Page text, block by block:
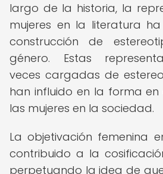
largo de la historia, la
mujeres en la literatura
construcción de
género. Estas
veces cargadas de
han influido en la forma
las mujeres en la sociedad.
La objetivación femenina
contribuido a la
perpetuando la idea de